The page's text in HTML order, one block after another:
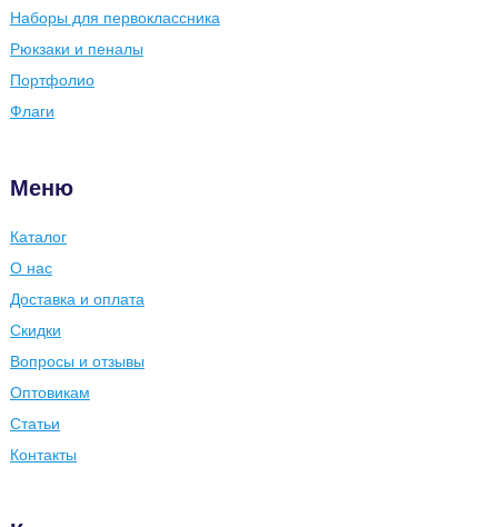
Наборы для первоклассника
Рюкзаки и пеналы
Портфолио
Флаги
Меню
Каталог
О нас
Доставка и оплата
Скидки
Вопросы и отзывы
Оптовикам
Статьи
Контакты